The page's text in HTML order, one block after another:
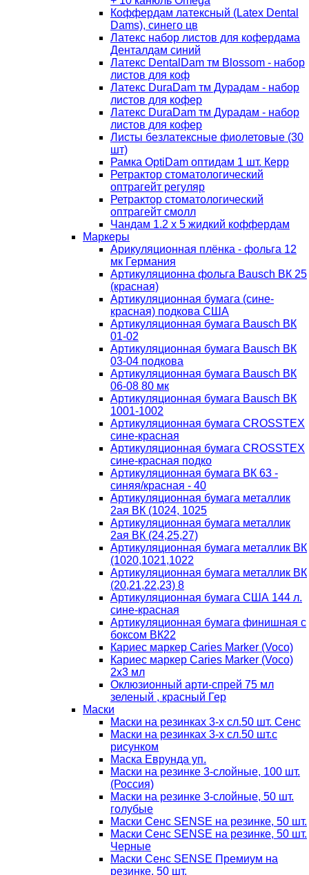
Коффердам латексный (Latex Dental
Dams), синего цв
Латекс набор листов для кофердама
Денталдам синий
Латекс DentalDam тм Blossom - набор
листов для коф
Латекс DuraDam тм Дурадам - набор
листов для кофер
Латекс DuraDam тм Дурадам - набор
листов для кофер
Листы безлатексные фиолетовые (30
шт)
Рамка OptiDam оптидам 1 шт. Керр
Ретрактор стоматологический
оптрагейт регуляр
Ретрактор стоматологический
оптрагейт смолл
Чандам 1.2 х 5 жидкий коффердам
Маркеры
Арикуляционная плёнка - фольга 12
мк Германия
Артикуляционна фольга Bausch ВК 25
(красная)
Артикуляционная бумага (сине-
красная) подкова США
Артикуляционная бумага Bausch ВК
01-02
Артикуляционная бумага Bausch ВК
03-04 подкова
Артикуляционная бумага Bausch ВК
06-08 80 мк
Артикуляционная бумага Bausch ВК
1001-1002
Артикуляционная бумага CROSSTEX
сине-красная
Артикуляционная бумага CROSSTEX
сине-красная подко
Артикуляционная бумага ВК 63 -
синяя/красная - 40
Артикуляционная бумага металлик
2ая ВК (1024, 1025
Артикуляционная бумага металлик
2ая ВК (24,25,27)
Артикуляционная бумага металлик ВК
(1020,1021,1022
Артикуляционная бумага металлик ВК
(20,21,22,23) 8
Артикуляционная бумага США 144 л.
сине-красная
Артикуляционная бумага финишная с
боксом ВК22
Кариес маркер Caries Marker (Voco)
Кариес маркер Caries Marker (Voco)
2х3 мл
Оклюзионный арти-спрей 75 мл
зеленый , красный Гер
Маски
Маски на резинках 3-х сл.50 шт. Сенс
Маски на резинках 3-х сл.50 шт.с
рисунком
Маска Еврунда уп.
Маски на резинке 3-слойные, 100 шт.
(Россия)
Маски на резинке 3-слойные, 50 шт.
голубые
Маски Сенс SENSE на резинке, 50 шт.
Маски Сенс SENSE на резинке, 50 шт.
Черные
Маски Сенс SENSE Премиум на
резинке, 50 шт.